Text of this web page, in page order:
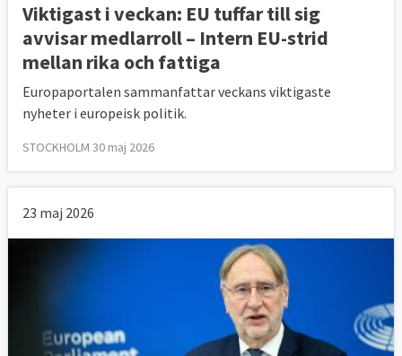
Viktigast i veckan: EU tuffar till sig
avvisar medlarroll – Intern EU-strid
mellan rika och fattiga
Europaportalen sammanfattar veckans viktigaste
nyheter i europeisk politik.
STOCKHOLM 30 maj 2026
23 maj 2026